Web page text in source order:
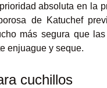
absoluta en la
de Katuchef
más segura que
enjuague y seque.
cuchillos